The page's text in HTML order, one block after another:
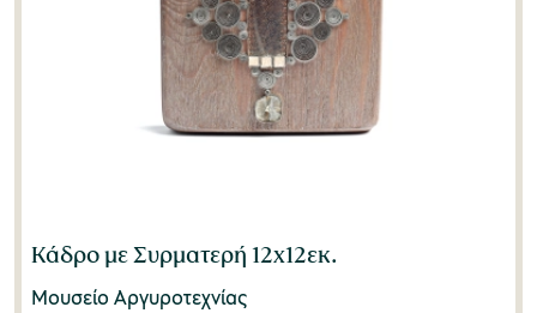
Κάδρο με Συρματερή 12x12εκ.
Μουσείο Αργυροτεχνίας